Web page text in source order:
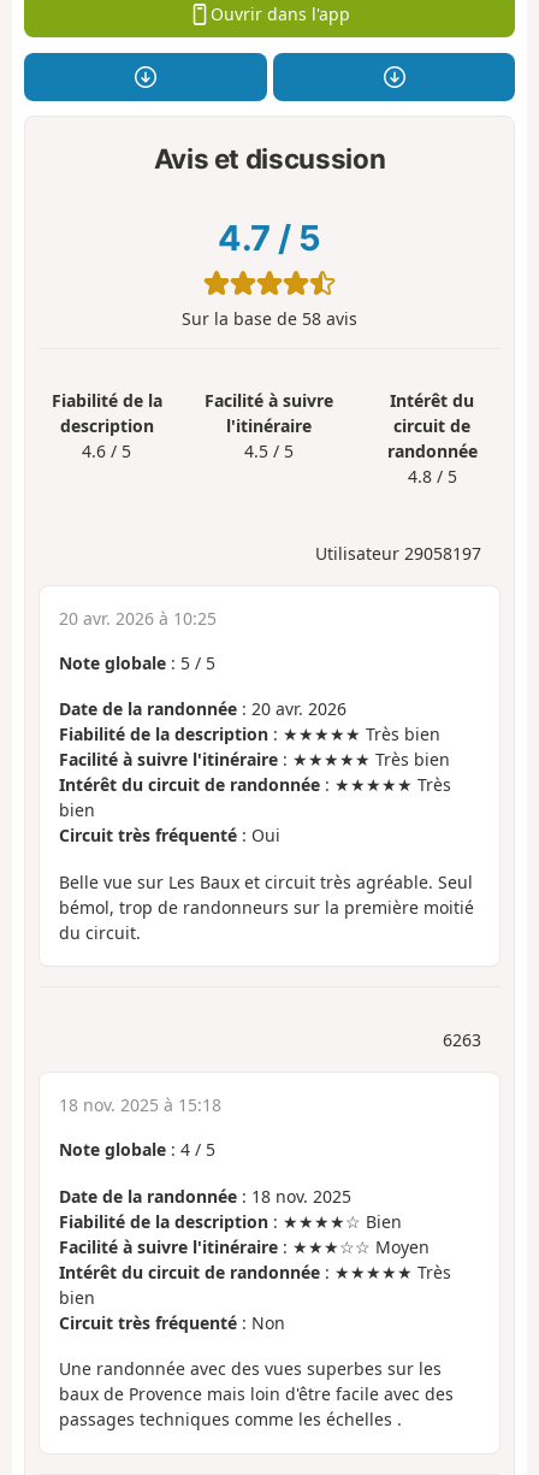
Ouvrir dans l'app
Avis et discussion
4.7 / 5
Sur la base de 58 avis
Fiabilité de la
description
4.6 / 5
Facilité à suivre
l'itinéraire
4.5 / 5
Intérêt du
circuit de
randonnée
4.8 / 5
Utilisateur 29058197
20 avr. 2026 à 10:25
Note globale : 5 / 5
Date de la randonnée : 20 avr. 2026
Fiabilité de la description : ★★★★★ Très bien
Facilité à suivre l'itinéraire : ★★★★★ Très bien
Intérêt du circuit de randonnée : ★★★★★ Très
bien
Circuit très fréquenté : Oui
Belle vue sur Les Baux et circuit très agréable. Seul
bémol, trop de randonneurs sur la première moitié
du circuit.
6263
18 nov. 2025 à 15:18
Note globale : 4 / 5
Date de la randonnée : 18 nov. 2025
Fiabilité de la description : ★★★★☆ Bien
Facilité à suivre l'itinéraire : ★★★☆☆ Moyen
Intérêt du circuit de randonnée : ★★★★★ Très
bien
Circuit très fréquenté : Non
Une randonnée avec des vues superbes sur les
baux de Provence mais loin d'être facile avec des
passages techniques comme les échelles .